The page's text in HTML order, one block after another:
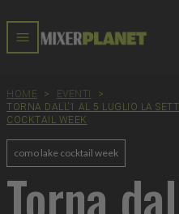
HOME > EVENTI
>
TORNA DALL’1 AL 5 LUGLIO LA
COCKTAIL WEEK
como lake cocktail week
Torna